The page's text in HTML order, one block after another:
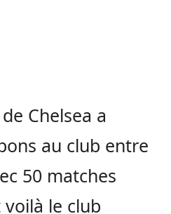
Chelsea a
au club entre
50 matches
voilà le club